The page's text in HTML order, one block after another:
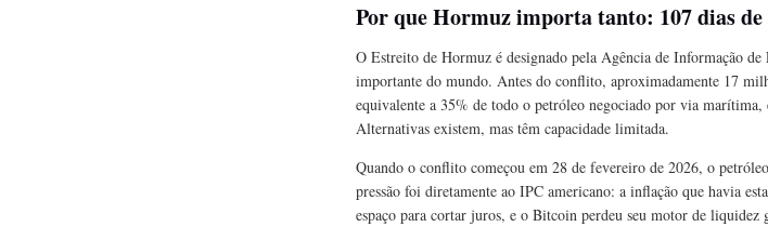
Por que Hormuz importa tanto: 107 dias
O Estreito de Hormuz é designado pela Agência de Informação
importante do mundo. Antes do conflito, aproximadamente 17
equivalente a 35% de todo o petróleo negociado por via
Alternativas existem, mas têm capacidade limitada.
Quando o conflito começou em 28 de fevereiro de 2026, o
pressão foi diretamente ao IPC americano: a inflação que havia
espaço para cortar juros, e o Bitcoin perdeu seu motor de